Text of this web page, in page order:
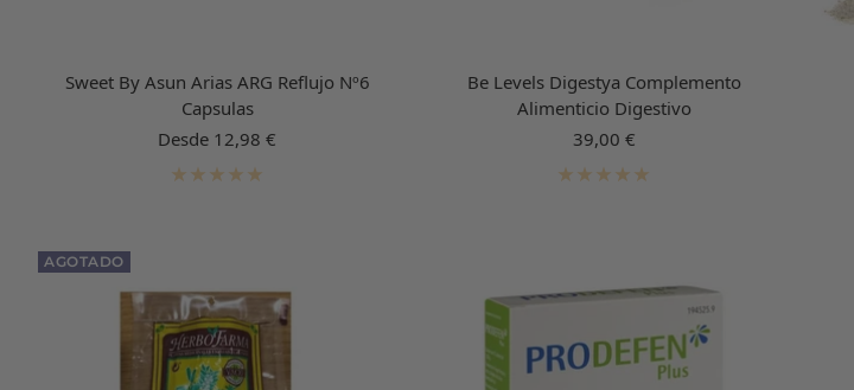
Sweet By Asun Arias ARG Reflujo Nº6
Capsulas
Precio
Desde 12,98 €
Be Levels Digestya Complemento
Alimenticio Digestivo
Precio
de
39,00 €
AGOTADO